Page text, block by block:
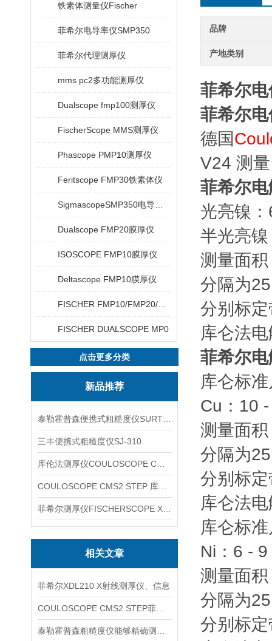
铁素体测量仪Fischer
菲希尔电导率仪SMP350
菲希尔代理测厚仪
mms pc2多功能测厚仪
Dualscope fmp100测厚仪
FischerScope MMS测厚仪
Phascope PMP10测厚仪
Feritscope FMP30铁素体仪
Dualscope FMP20膜厚仪
ISOSCOPE FMP10膜厚仪
Deltascope FMP10膜厚仪
FISCHER DUALSCOPE MP0
点击更多分类
新品推荐
三丰便携式粗糙度仪SJ-310
相关文章
菲希尔XDL210 X射线测厚仪、信息
品牌
产地类别
菲希尔
菲希尔
德国
V24 测
菲希尔
光亮镍
半光亮
测量面
分隔为
分别标
库仑法
菲希尔
库仑标
Cu：10
测量面
分隔为
分别标
库仑法
库仑标
Ni：6 -
测量面
分隔为
分别标